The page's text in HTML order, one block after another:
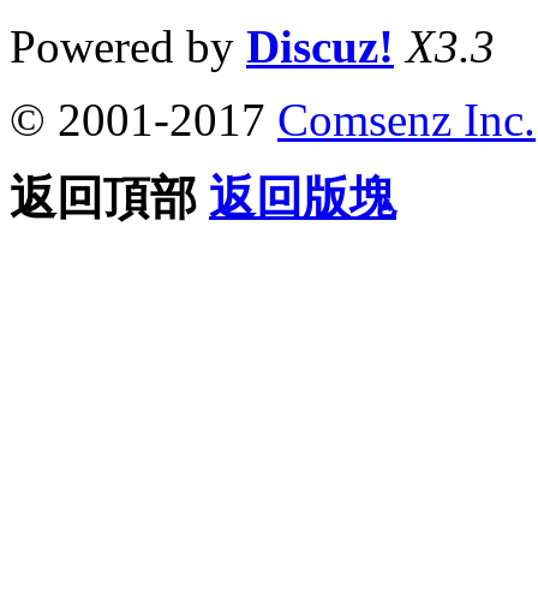
Powered by Discuz! X3.3
© 2001-2017 Comsenz Inc.
返回頂部 返回版塊